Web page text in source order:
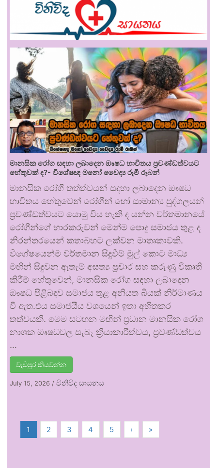
මානසික රෝග සඳහා ලබාදෙන ඖෂධ භාවිතය ප්‍රචණ්ඩත්වයට
හේතුවක් ද?- විශේෂඥ මනෝ වෛද්‍ය රූමි රූබන්
මානසික රෝගී තත්ත්වයන් සඳහා ලබාදෙන ඖෂධ
භාවිතය හේතුවෙන් රෝගීන් හෝ සාමාන්‍ය පුද්ගලයන්
ප්‍රචණ්ඩත්වයට යොමු විය හැකි ද යන්න වර්තමානයේ
රෝගීන්ගේ භාරකරුවන් මෙන්ම පොදු සමාජය තුළ ද
නිරන්තරයෙන් කතාබහට ලක්වන මාතෘකාවකි.
විශේෂයෙන්ම වර්තමාන සිදුවීම් මුල් කොට මාධ්‍ය
මඟින් සිදුවන ඇතැම් අසත්‍ය ප්‍රචාර සහ කරුණු විකෘති
කිරීම් හේතුවෙන්, මානසික රෝග සඳහා ලබාදෙන
ඖෂධ පිළිබඳව සමාජය තුළ අනියත බියක් නිර්මාණය
වී ඇත.එය සමාජයීය වශයෙන් ඉතා අහිතකර
තත්වයකි. මෙම සටහන මඟින් ප්‍රධාන මානසික රෝග
නාශක ඖෂධවල සැබෑ ක්‍රියාකාරීත්වය, ප්‍රචණ්ඩත්වය
…
වැඩිපුර කියවන්න
July 15, 2026 / විනිවිද සායනය
1 2 3 4 5 › »